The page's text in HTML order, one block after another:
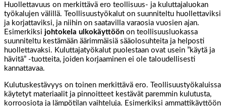
Huollettavuus on merkittävä ero teollisuus- ja kuluttajaluokan
työkalujen välillä. Teollisuustyökalut on suunniteltu huollettaviksi
ja korjattaviksi, ja niihin on saatavilla varaosia vuosien ajan.
Esimerkiksi johtokela ulkokäyttöön on teollisuusluokassa
suunniteltu kestämään äärimmäisiä sääolosuhteita ja helposti
huollettavaksi. Kuluttajatyökalut puolestaan ovat usein ”käytä ja
hävitä” -tuotteita, joiden korjaaminen ei ole taloudellisesti
kannattavaa.
Kulutuskestävyys on toinen merkittävä ero. Teollisuustyökaluissa
käytetyt materiaalit ja pinnoitteet kestävät paremmin kulutusta,
korroosiota ja lämpötilan vaihteluja. Esimerkiksi ammattikäyttöön